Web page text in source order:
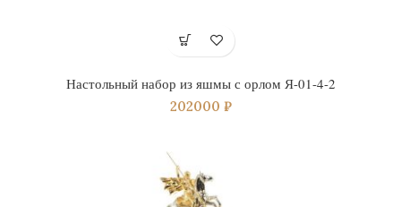
Настольный набор из яшмы с орлом Я-01-4-2
202000 ₽